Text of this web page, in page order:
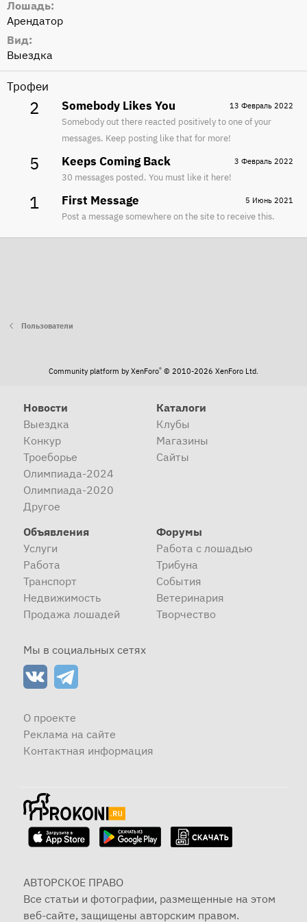
Лошадь
Арендатор
Вид
Выездка
Трофеи
2 13 Февраль 2022
Somebody Likes You
Somebody out there reacted positively to one of your
messages. Keep posting like that for more!
5 3 Февраль 2022
Keeps Coming Back
30 messages posted. You must like it here!
1 5 Июнь 2021
First Message
Post a message somewhere on the site to receive this.
Пользователи
Community platform by XenForo® © 2010-2026 XenForo Ltd.
Новости
Выездка
Конкур
Троеборье
Олимпиада-2024
Олимпиада-2020
Другое
Каталоги
Клубы
Магазины
Сайты
Объявления
Услуги
Работа
Транспорт
Недвижимость
Продажа лошадей
Форумы
Работа с лошадью
Трибуна
События
Ветеринария
Творчество
Мы в социальных сетях
О проекте
Реклама на сайте
Контактная информация
АВТОРСКОЕ ПРАВО
Все статьи и фотографии, размещенные на этом
веб-сайте, защищены авторским правом.